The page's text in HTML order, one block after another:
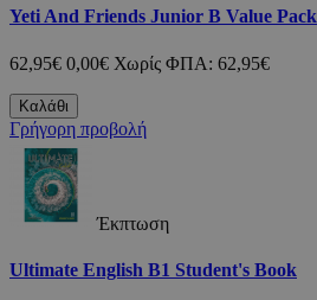
Yeti And Friends Junior B Value Pack
62,95€ 0,00€ Χωρίς ΦΠΑ: 62,95€
Καλάθι
Γρήγορη προβολή
Έκπτωση
Ultimate English B1 Student's Book